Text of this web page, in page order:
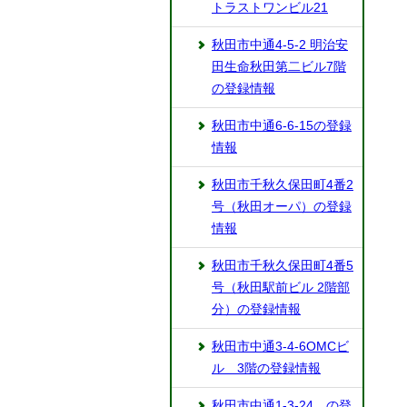
トラストワンビル21
秋田市中通4-5-2 明治安
田生命秋田第二ビル7階
の登録情報
秋田市中通6-6-15の登録
情報
秋田市千秋久保田町4番2
号（秋田オーパ）の登録
情報
秋田市千秋久保田町4番5
号（秋田駅前ビル 2階部
分）の登録情報
秋田市中通3-4-6OMCビ
ル 3階の登録情報